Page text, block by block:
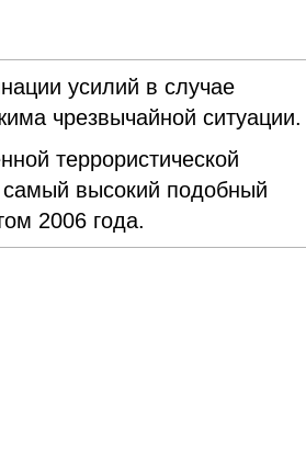
усилий в случае
чрезвычайной ситуации.
террористической
самый высокий подобный
2006 года.